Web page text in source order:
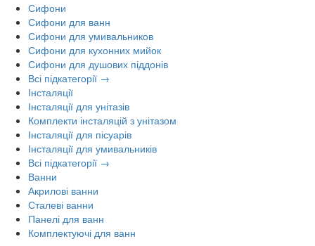
Сифони
Сифони для ванн
Сифони для умивальников
Сифони для кухонних мийок
Сифони для душових піддонів
Всі підкатегорії →
Інсталяції
Інсталяції для унітазів
Комплекти інсталяцій з унітазом
Інсталяції для пісуарів
Інсталяції для умивальників
Всі підкатегорії →
Ванни
Акрилові ванни
Сталеві ванни
Панелі для ванн
Комплектуючі для ванн